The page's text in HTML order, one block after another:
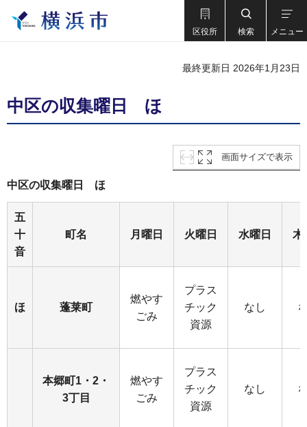
区役所 検索 メニュー
最終更新日 2026年1月23日
中区の収集曜日 ほ
画面サイズで表示
中区の収集曜日 ほ
五
十
音
町名 月曜日 火曜日 水曜日 木
ほ 蓬莱町
燃やす
ごみ
プラス
チック
資源
なし
本郷町1・2・
3丁目
燃やす
ごみ
プラス
チック
資源
なし